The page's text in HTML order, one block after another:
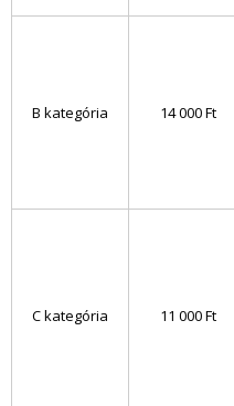
B kategória 14 000 Ft
C kategória 11 000 Ft